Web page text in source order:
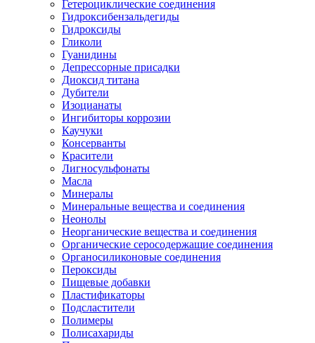
Гетероциклические соединения
Гидроксибензальдегиды
Гидроксиды
Гликоли
Гуанидины
Депрессорные присадки
Диоксид титана
Дубители
Изоцианаты
Ингибиторы коррозии
Каучуки
Консерванты
Красители
Лигносульфонаты
Масла
Минералы
Минеральные вещества и соединения
Неонолы
Неорганические вещества и соединения
Органические серосодержащие соединения
Органосиликоновые соединения
Пероксиды
Пищевые добавки
Пластификаторы
Подсластители
Полимеры
Полисахариды